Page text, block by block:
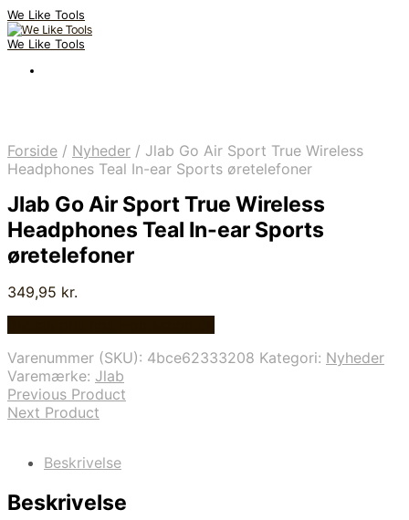
We Like Tools
We Like Tools
Forside / Nyheder / Jlab Go Air Sport True Wireless
Headphones Teal In-ear Sports øretelefoner
Jlab Go Air Sport True Wireless
Headphones Teal In-ear Sports
øretelefoner
349,95 kr.
Varenummer (SKU): 4bce62333208 Kategori: Nyheder
Varemærke: Jlab
Previous Product
Next Product
Beskrivelse
Beskrivelse